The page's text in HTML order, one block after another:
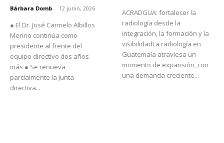
Bárbara Domb - 12 junio, 2026
● El Dr. José Carmelo Albillos
Merino continúa como
presidente al frente del
equipo directivo dos años
más ● Se renueva
parcialmente la junta
directiva...
ACRADGUA: fortalecer la
radiología desde la
integración, la formación y la
visibilidadLa radiología en
Guatemala atraviesa un
momento de expansión, con
una demanda creciente...